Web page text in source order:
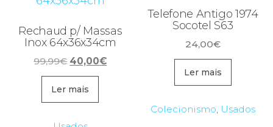
Rechaud p/ Massas
Inox 64x36x34cm
99,99€ O
preço
original
era:
40,00€O
Ler mais
Telefone Antigo 1974
Socotel S63
24,00€
Ler mais
Colecionismo, Usados